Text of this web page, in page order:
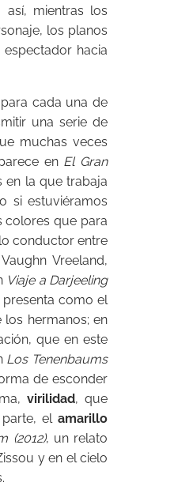
: así, mientras los
los planos
hacia
cada una de
una serie de
muchas veces
en El Gran
en la que trabaja
si estuviéramos
colores que para
conductor entre
Vreeland,
Viaje a Darjeeling
como el
hermanos; en
que en este
Los Tenenbaums
de esconder
virilidad, que
el amarillo
(2012), un relato
y en el cielo